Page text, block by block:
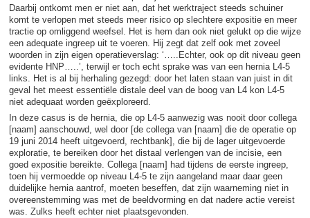
Daarbij ontkomt men er niet aan, dat het werktraject steeds schuiner
komt te verlopen met steeds meer risico op slechtere expositie en meer
tractie op omliggend weefsel. Het is hem dan ook niet gelukt op die wijze
een adequate ingreep uit te voeren. Hij zegt dat zelf ook met zoveel
woorden in zijn eigen operatieverslag: ‘…..Echter, ook op dit niveau geen
evidente HNP…..’, terwijl er toch echt sprake was van een hernia L4-5
links. Het is al bij herhaling gezegd: door het laten staan van juist in dit
geval het meest essentiële distale deel van de boog van L4 kon L4-5
niet adequaat worden geëxploreerd.
In deze casus is de hernia, die op L4-5 aanwezig was nooit door collega
[naam] aanschouwd, wel door [de collega van [naam] die de operatie op
19 juni 2014 heeft uitgevoerd, rechtbank], die bij de lager uitgevoerde
exploratie, te bereiken door het distaal verlengen van de incisie, een
goed expositie bereikte. Collega [naam] had tijdens de eerste ingreep,
toen hij vermoedde op niveau L4-5 te zijn aangeland maar daar geen
duidelijke hernia aantrof, moeten beseffen, dat zijn waarneming niet in
overeenstemming was met de beeldvorming en dat nadere actie vereist
was. Zulks heeft echter niet plaatsgevonden.